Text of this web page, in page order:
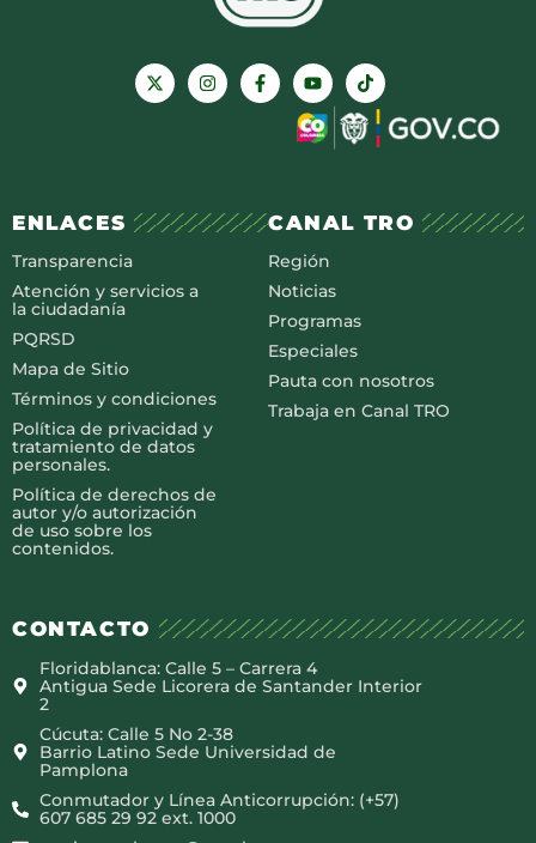
ENLACES
Transparencia
Atención y servicios a
la ciudadanía
PQRSD
Mapa de Sitio
Términos y condiciones
Política de privacidad y
tratamiento de datos
personales.
Política de derechos de
autor y/o autorización
de uso sobre los
contenidos.
CANAL TRO
Región
Noticias
Programas
Especiales
Pauta con nosotros
Trabaja en Canal TRO
CONTACTO
Floridablanca: Calle 5 – Carrera 4
Antigua Sede Licorera de Santander Interior
2
Cúcuta: Calle 5 No 2-38
Barrio Latino Sede Universidad de
Pamplona
Conmutador y Línea Anticorrupción: (+57)
607 685 29 92 ext. 1000